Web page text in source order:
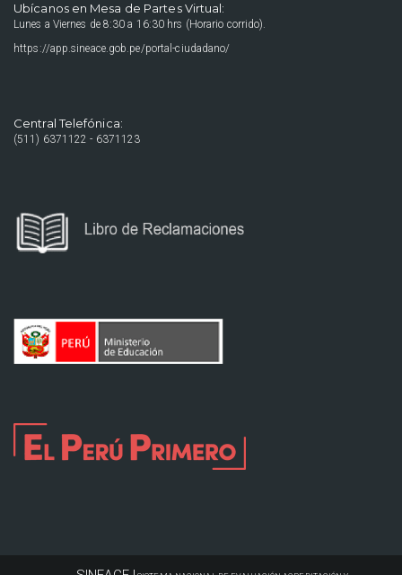
Ubícanos en Mesa de Partes Virtual:
Lunes a Viernes de 8:30 a 16:30 hrs (Horario corrido).
https://app.sineace.gob.pe/portal-ciudadano/
Central Telefónica:
(511) 6371122 - 6371123